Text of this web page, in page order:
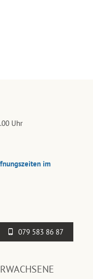
Uhr
im
079 583 86 87